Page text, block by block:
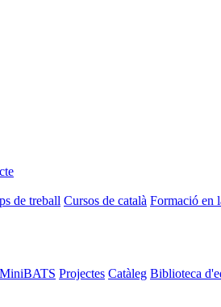
de treball Cursos de català Formació en
MiniBATS Projectes Catàleg Biblioteca